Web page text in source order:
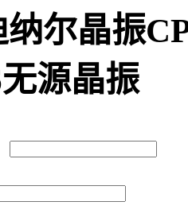
纳尔晶振
源晶振